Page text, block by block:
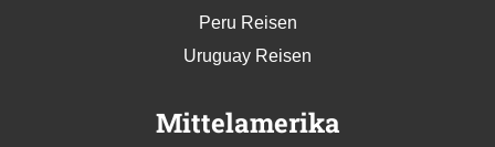
Peru Reisen
Uruguay Reisen
Mittelamerika